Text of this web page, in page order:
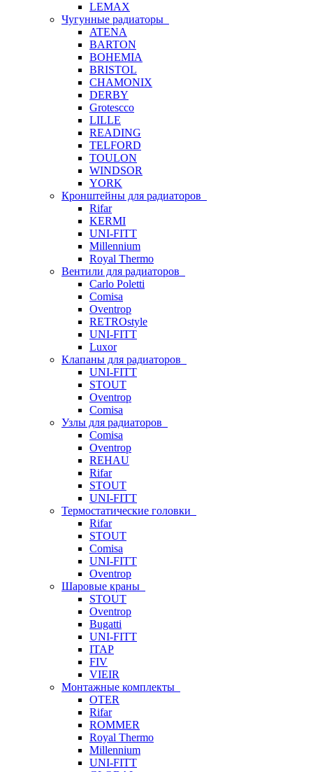
LEMAX
Чугунные радиаторы
ATENA
BARTON
BOHEMIA
BRISTOL
CHAMONIX
DERBY
Grotescco
LILLE
READING
TELFORD
TOULON
WINDSOR
YORK
Кронштейны для радиаторов
Rifar
KERMI
UNI-FITT
Millennium
Royal Thermo
Вентили для радиаторов
Carlo Poletti
Comisa
Oventrop
RETROstyle
UNI-FITT
Luxor
Клапаны для радиаторов
UNI-FITT
STOUT
Oventrop
Comisa
Узлы для радиаторов
Comisa
Oventrop
REHAU
Rifar
STOUT
UNI-FITT
Термостатические головки
Rifar
STOUT
Comisa
UNI-FITT
Oventrop
Шаровые краны
STOUT
Oventrop
Bugatti
UNI-FITT
ITAP
FIV
VIEIR
Монтажные комплекты
OTER
Rifar
ROMMER
Royal Thermo
Millennium
UNI-FITT